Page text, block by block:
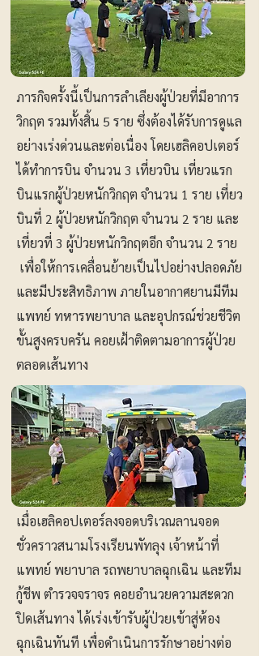
ภารกิจครั้งนี้เป็นการลำเลียงผู้ป่วยที่มีอาการ
วิกฤต รวมทั้งสิ้น 5 ราย ซึ่งต้องได้รับการดูแล
อย่างเร่งด่วนและต่อเนื่อง โดยเฮลิคอปเตอร์
ได้ทำการบิน จำนวน 3 เที่ยวบิน เที่ยวแรก
บินแรกผู้ป่วยหนักวิกฤต จำนวน 1 ราย เที่ยว
บินที่ 2 ผู้ป่วยหนักวิกฤต จำนวน 2 ราย และ
เที่ยวที่ 3 ผู้ป่วยหนักวิกฤตอีก จำนวน 2 ราย
เพื่อให้การเคลื่อนย้ายเป็นไปอย่างปลอดภัย
และมีประสิทธิภาพ ภายในอากาศยานมีทีม
แพทย์ ทหารพยาบาล และอุปกรณ์ช่วยชีวิต
ขั้นสูงครบครัน คอยเฝ้าติดตามอาการผู้ป่วย
ตลอดเส้นทาง
เมื่อเฮลิคอปเตอร์ลงจอดบริเวณลานจอด
ชั่วคราวสนามโรงเรียนพัทลุง เจ้าหน้าที่
แพทย์ พยาบาล รถพยาบาลฉุกเฉิน และทีม
กู้ชีพ ตำรวจจราจร คอยอำนวยความสะดวก
ปิดเส้นทาง ได้เร่งเข้ารับผู้ป่วยเข้าสู่ห้อง
ฉุกเฉินทันที เพื่อดำเนินการรักษาอย่างต่อ